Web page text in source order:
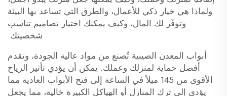
ولماذا هي خيار ذكي للأعمال، والطرق التي تساعد بها البيئة
وتوفّر لك المال، وكيف يمكنك اختيار تصاميم تناسب
شخصيتك.
أبواب المعدن الصينية تُصنع من مواد عالية الجودة، وتقدم
أفضل حماية لمنزلك وعملك. يمكن أن يؤدي تأثير الرياح
الأقوى من 145 ميلاً في الساعة إلى فتح الأبواب العادية مما
يؤدي إلى ترك المنازل أو الهياكل الكبيرة خالية، مما يجعل